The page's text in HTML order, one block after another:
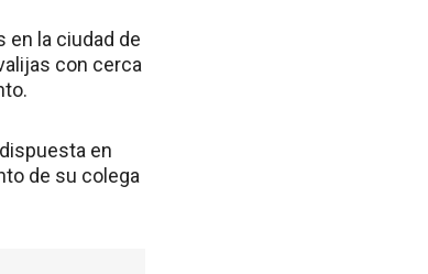
la ciudad de
con cerca
en
de su colega